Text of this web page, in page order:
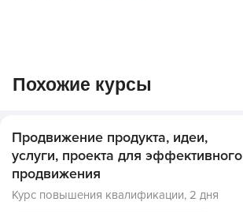
Похожие курсы
Продвижение продукта, идеи,
услуги, проекта для эффективного
продвижения
Курс повышения квалификации, 2 дня